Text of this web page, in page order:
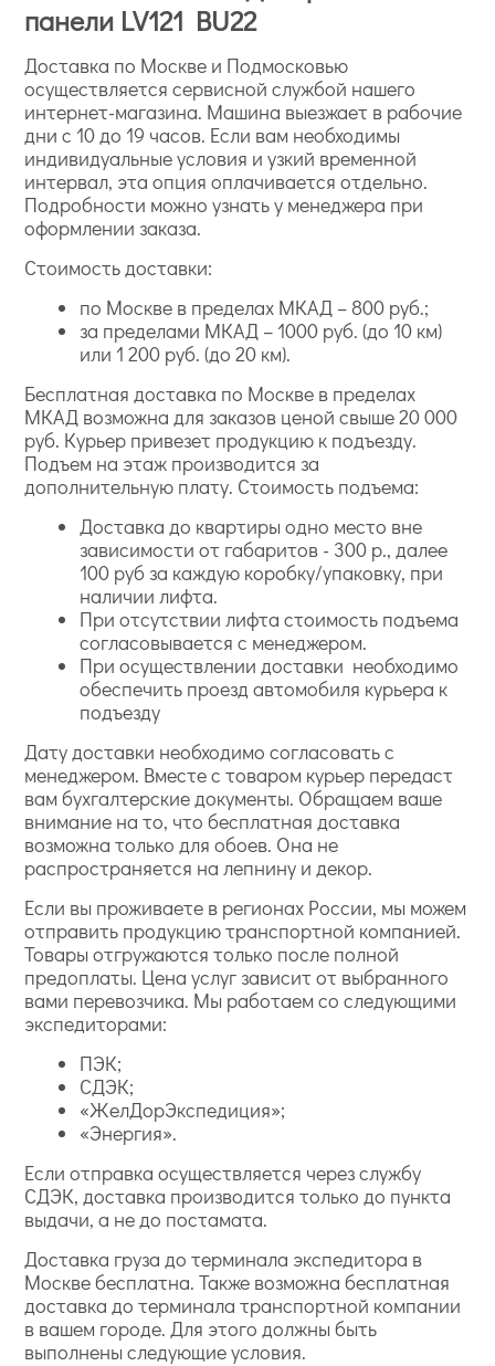
панели LV121 BU22
Доставка по Москве и Подмосковью
осуществляется сервисной службой нашего
интернет-магазина. Машина выезжает в рабочие
дни с 10 до 19 часов. Если вам необходимы
индивидуальные условия и узкий временной
интервал, эта опция оплачивается отдельно.
Подробности можно узнать у менеджера при
оформлении заказа.
Стоимость доставки:
по Москве в пределах МКАД – 800 руб.;
за пределами МКАД – 1000 руб. (до 10 км)
или 1 200 руб. (до 20 км).
Бесплатная доставка по Москве в пределах
МКАД возможна для заказов ценой свыше 20 000
руб. Курьер привезет продукцию к подъезду.
Подъем на этаж производится за
дополнительную плату. Стоимость подъема:
Доставка до квартиры одно место вне
зависимости от габаритов - 300 р., далее
100 руб за каждую коробку/упаковку, при
наличии лифта.
При отсутствии лифта стоимость подъема
согласовывается с менеджером.
При осуществлении доставки необходимо
обеспечить проезд автомобиля курьера к
подъезду
Дату доставки необходимо согласовать с
менеджером. Вместе с товаром курьер передаст
вам бухгалтерские документы. Обращаем ваше
внимание на то, что бесплатная доставка
возможна только для обоев. Она не
распространяется на лепнину и декор.
Если вы проживаете в регионах России, мы можем
отправить продукцию транспортной компанией.
Товары отгружаются только после полной
предоплаты. Цена услуг зависит от выбранного
вами перевозчика. Мы работаем со следующими
экспедиторами:
ПЭК;
СДЭК;
«ЖелДорЭкспедиция»;
«Энергия».
Если отправка осуществляется через службу
СДЭК, доставка производится только до пункта
выдачи, а не до постамата.
Доставка груза до терминала экспедитора в
Москве бесплатна. Также возможна бесплатная
доставка до терминала транспортной компании
в вашем городе. Для этого должны быть
выполнены следующие условия.